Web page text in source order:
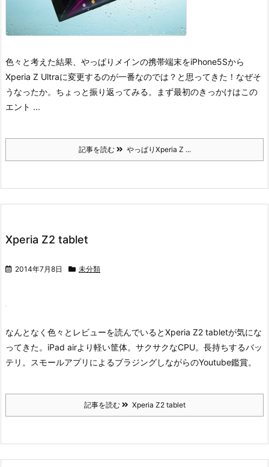
色々と考えた結果、やっぱりメインの携帯端末をiPhone5Sから
Xperia Z Ultraに変更するのが一番なのでは？と思ってきた！ なぜそ
うなったか。ちょっと振り返ってみる。
まず最初のきっかけはこの
エント ...
記事を読む やっぱりXperia Z ...
Xperia Z2 tablet
2014年7月8日 未分類
なんとなく色々とレビューを読んでいるとXperia Z2 tabletが気にな
ってきた。 iPad airより軽い筐体。サクサクなCPU。長持ちするバッ
テリ。スモールアプリによるブラジングしながらのYoutube鑑賞。
記事を読む Xperia Z2 tablet